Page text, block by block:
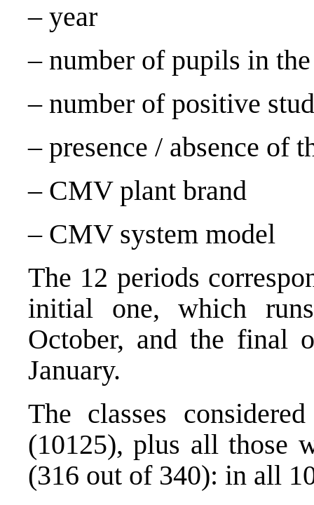
– year
– number of pupils in
– number of positive
– presence / absence of
– CMV plant brand
– CMV system model
The 12 periods
initial one, which
October, and the final
January.
The classes
(10125), plus all those
(316 out of 340): in all